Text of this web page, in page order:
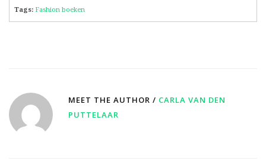
Tags: Fashion boeken
MEET THE AUTHOR / CARLA VAN DEN
PUTTELAAR